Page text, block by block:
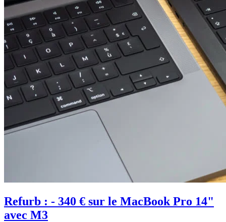
Refurb : - 340 € sur le MacBook Pro 14"
avec M3